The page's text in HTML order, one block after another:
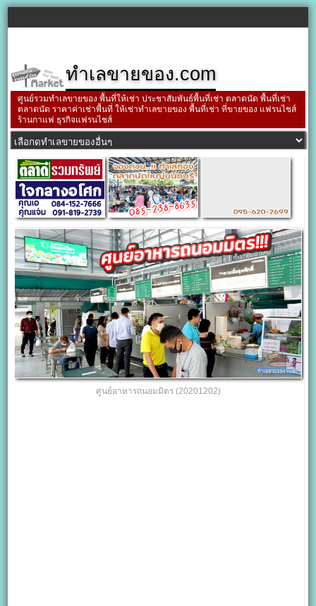
ทำเลขายของ.com
ศูนย์รวมทำเลขายของ พื้นที่ให้เช่า ประชาสัมพันธ์พื้นที่เช่า ตลาดนัด พื้นที่เช่า
ตลาดนัด ราคาค่าเช่าพื้นที่ ให้เช่าทำเลขายของ พื้นที่เช่า ที่ขายของ แฟรนไชส์
ร้านกาแฟ ธุรกิจแฟรนไชส์
ศูนย์อาหารถนอมมิตร (20201202)